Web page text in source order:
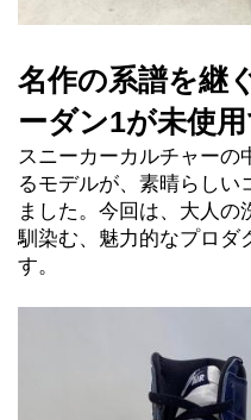
名作の系譜を継
ーダン1が未使
スニーカーカルチャーの
るモデルが、素晴らしい
ました。今回は、大人の
馴染む、魅力的なプロダ
す。